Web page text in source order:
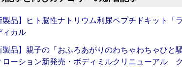
製品】ヒト脳性ナトリウム利尿ペプチドキット
ィカル
製品】親子の「おふろあがりのわちゃわちゃひと
ローション新発売・ボディミルクリニューアル